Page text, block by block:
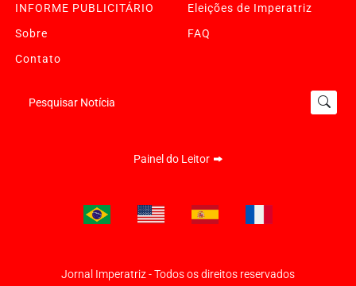
INFORME PUBLICITÁRIO
Eleições de Imperatriz
Sobre
FAQ
Contato
Pesquisar Notícia
Painel do Leitor
Jornal Imperatriz - Todos os direitos reservados